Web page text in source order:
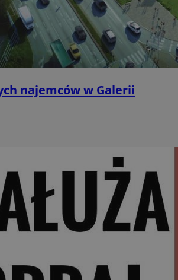
najemców w Galerii